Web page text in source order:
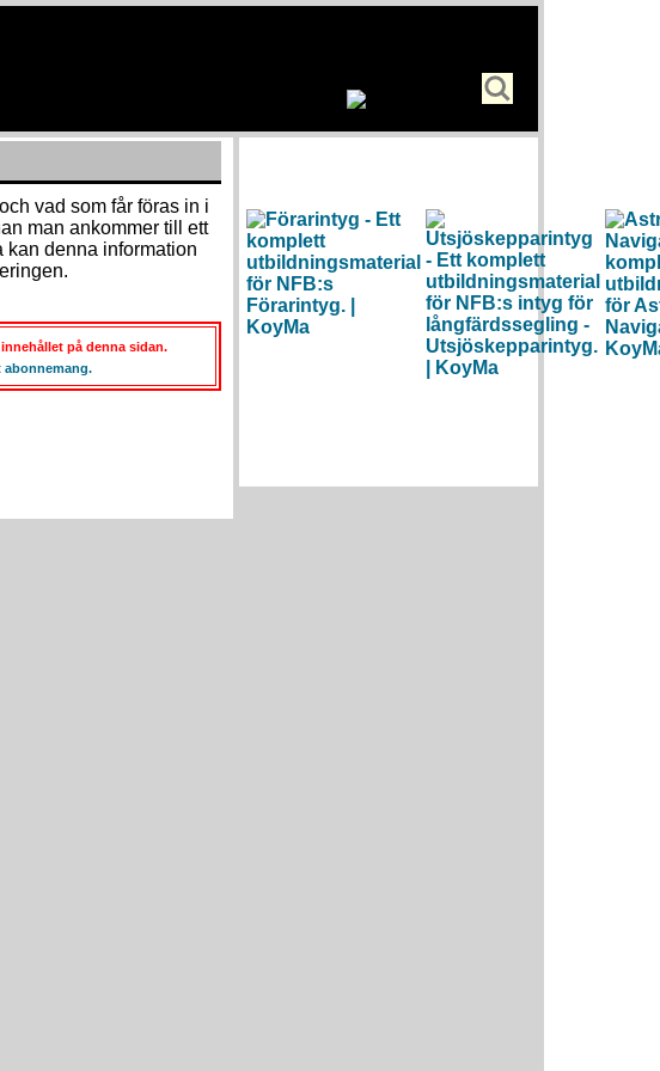
vad som får föras in i
man ankommer till ett
kan denna information
på denna sidan.
abonnemang.